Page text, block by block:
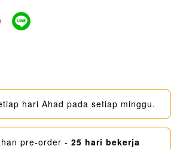
hari Ahad pada setiap minggu.
pre-order - 25 hari bekerja